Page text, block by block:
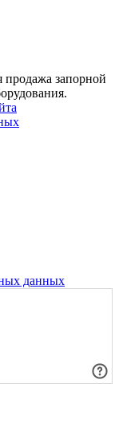
запорной
данных